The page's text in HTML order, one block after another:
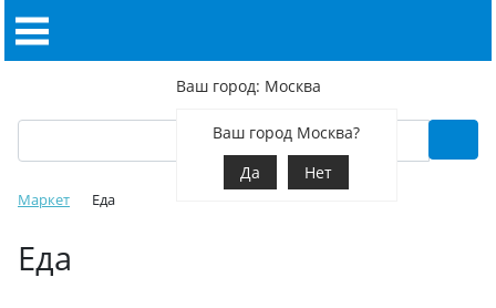
Ваш город: Москва
Ваш город Москва?
Да
Нет
Маркет Еда
Еда